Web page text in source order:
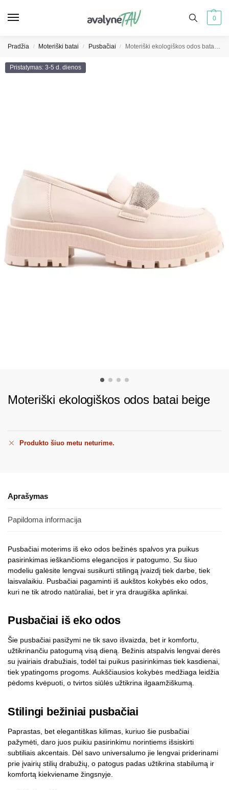
0
Pradžia / Moteriški batai / Pusbačiai / Moteriški ekologiškos odos batai beige
Pristatymas: 3-5 d. dienos
Moteriški ekologiškos odos batai beige
Produkto šiuo metu neturime.
Aprašymas
Papildoma informacija
Pusbačiai moterims iš eko odos bežinės spalvos yra puikus
pasirinkimas ieškančioms elegancijos ir patogumo. Su šiuo
modeliu galėsite lengvai susikurti stilingą įvaizdį tiek darbe, tiek
laisvalaikiu. Pusbačiai pagaminti iš aukštos kokybės eko odos,
kuri ne tik atrodo natūraliai, bet ir yra draugiška aplinkai.
Pusbačiai iš eko odos
Šie pusbačiai pasižymi ne tik savo išvaizda, bet ir komfortu,
užtikrinančiu patogumą visą dieną. Bežinis atspalvis lengvai derės
su įvairiais drabužiais, todėl tai puikus pasirinkimas tiek kasdienai,
tiek ypatingoms progoms. Aukščiausios kokybės medžiaga leidžia
pėdoms kvėpuoti, o tvirtos siūlės užtikrina ilgaamžiškumą.
Stilingi bežiniai pusbačiai
Paprastas, bet elegantiškas kilimas, kuriuo šie pusbačiai
pažymėti, daro juos puikiu pasirinkimu norintiems išsiskirti
subtiliais akcentais. Dėl savo universalumo jie lengvai priderinami
prie įvairių stilių drabužių, o patogus padas užtikrina stabilumą ir
komfortą kiekviename žingsnyje.